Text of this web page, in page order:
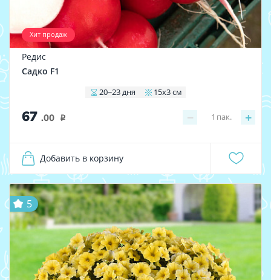
Хит продаж
Редис
Садко F1
20−23 дня 15x3 см
67 .00 i − +
1 пак.
Добавить в корзину
5